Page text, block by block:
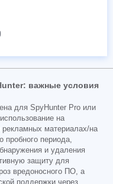
важные условия
для SpyHunter Pro или
на
рекламных материалах/на
пробного периода,
и удаления
защиту для
вредоносного ПО, а
поддержки через